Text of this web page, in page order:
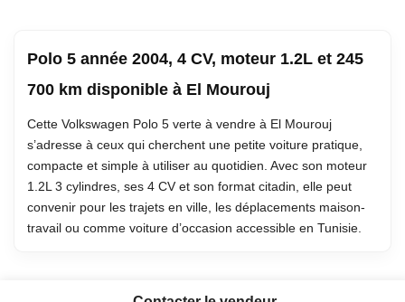
Polo 5 année 2004, 4 CV, moteur 1.2L et 245
700 km disponible à El Mourouj
Cette Volkswagen Polo 5 verte à vendre à El Mourouj
s’adresse à ceux qui cherchent une petite voiture pratique,
compacte et simple à utiliser au quotidien. Avec son moteur
1.2L 3 cylindres, ses 4 CV et son format citadin, elle peut
convenir pour les trajets en ville, les déplacements maison-
travail ou comme voiture d’occasion accessible en Tunisie.